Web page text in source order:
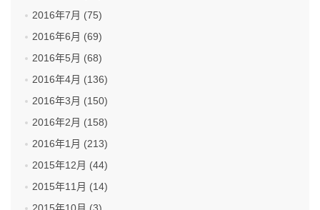
2016年7月 (75)
2016年6月 (69)
2016年5月 (68)
2016年4月 (136)
2016年3月 (150)
2016年2月 (158)
2016年1月 (213)
2015年12月 (44)
2015年11月 (14)
2015年10月 (3)